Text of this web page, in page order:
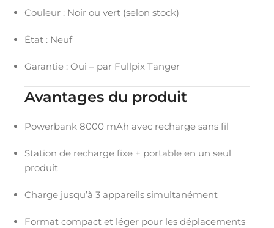
Couleur : Noir ou vert (selon stock)
État : Neuf
Garantie : Oui – par Fullpix Tanger
Avantages du produit
Powerbank 8000 mAh avec recharge sans fil
Station de recharge fixe + portable en un seul
produit
Charge jusqu’à 3 appareils simultanément
Format compact et léger pour les déplacements